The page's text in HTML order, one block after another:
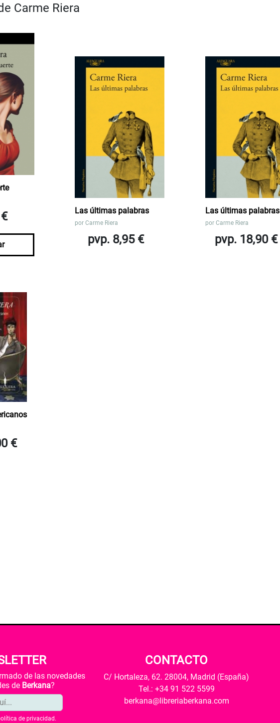
Carme Riera
Las últimas palabras
porCarme Riera
pvp. 8,95 €
Las últimas palabras
por Carme Riera
pvp. 18,90 €
€
de las novedades
de Berkana?
de privacidad .
CONTACTO
C/ Hortaleza, 62. 28004, Madrid (España)
Tel.: +34 91 522 5599
berkana@libreriaberkana.com